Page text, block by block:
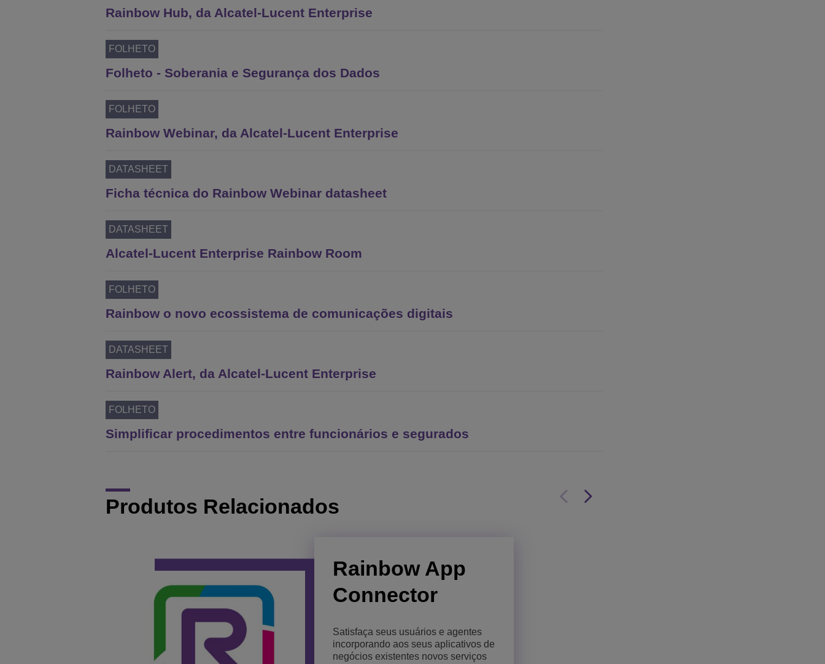
Rainbow Hub, da Alcatel-Lucent Enterprise
FOLHETO
Folheto - Soberania e Segurança dos Dados
FOLHETO
Rainbow Webinar, da Alcatel-Lucent Enterprise
DATASHEET
Ficha técnica do Rainbow Webinar datasheet
DATASHEET
Alcatel-Lucent Enterprise Rainbow Room
FOLHETO
Rainbow o novo ecossistema de comunicações digitais
DATASHEET
Rainbow Alert, da Alcatel-Lucent Enterprise
FOLHETO
Simplificar procedimentos entre funcionários e segurados
Produtos Relacionados
Rainbow App
Connector
Satisfaça seus usuários e agentes
incorporando aos seus aplicativos de
negócios existentes novos serviços
Rainbow™
Impulsione sua transformação digital
funcionários com uma plataforma
confiável e flexível de comunicação
em nuvem, personalizada e sob
Rainbow
Classroom
Recrie a sala de aula física no
ciberespaço, com colaboração em
tempo real que promove o sucesso